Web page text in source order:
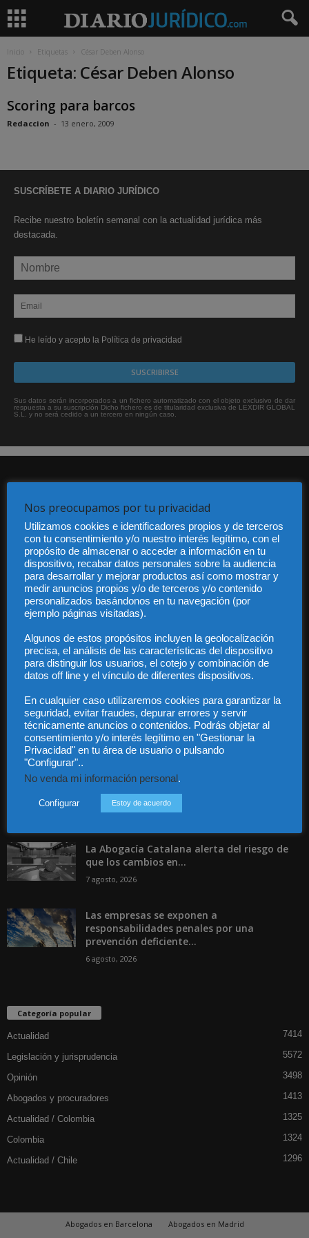
Inicio Etiquetas César Deben Alonso
Etiqueta: César Deben Alonso
Scoring para barcos
Redaccion - 13 enero, 2009
SUSCRÍBETE A DIARIO JURÍDICO
Recibe nuestro boletín semanal con la actualidad jurídica más
destacada.
He leído y acepto la Política de privacidad
Sus datos serán incorporados a un fichero automatizado con el objeto exclusivo de dar
respuesta a su suscripción Dicho fichero es de titularidad exclusiva de LEXDIR GLOBAL
S.L. y no será cedido a un tercero en ningún caso.
Audiencia y Publicidad
Quiénes somos
Legal
Privacidad
Contacto
Guía Colaboradores
Contáctanos:info@diariojuridico.com
Incluso más noticias
Especialización total: por qué TBF Abogados
es el referente en derecho...
7 agosto, 2026
La Abogacía Catalana alerta del riesgo de
que los cambios en...
7 agosto, 2026
Las empresas se exponen a
responsabilidades penales por una
prevención deficiente...
6 agosto, 2026
Categoría popular
Actualidad 7414
Legislación y jurisprudencia 5572
Opinión 3498
Abogados y procuradores 1413
Actualidad / Colombia 1325
Colombia 1324
Actualidad / Chile 1296
Abogados en Barcelona
Abogados en Madrid
Nos preocupamos por tu privacidad
Utilizamos cookies e identificadores propios y de terceros
con tu consentimiento y/o nuestro interés legítimo, con el
propósito de almacenar o acceder a información en tu
dispositivo, recabar datos personales sobre la audiencia
para desarrollar y mejorar productos así como mostrar y
medir anuncios propios y/o de terceros y/o contenido
personalizados basándonos en tu navegación (por
ejemplo páginas visitadas).
Algunos de estos propósitos incluyen la geolocalización
precisa, el análisis de las características del dispositivo
para distinguir los usuarios, el cotejo y combinación de
datos off line y el vínculo de diferentes dispositivos.
En cualquier caso utilizaremos cookies para garantizar la
seguridad, evitar fraudes, depurar errores y servir
técnicamente anuncios o contenidos. Podrás objetar al
consentimiento y/o interés legítimo en "Gestionar la
Privacidad" en tu área de usuario o pulsando
"Configurar"..
No venda mi información personal.
Configurar Estoy de acuerdo